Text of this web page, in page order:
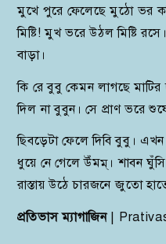
মুখে পুরে ফেলেছে মুঠো
মিষ্টি! মুখ ভরে উঠল মিষ্টি
বাড়া।
কি রে বুবু কেমন লাগছে
দিল না বুবুন। সে প্রাণ ভরে শুষে
ছিবড়েটা ফেলে দিবি বুবু।
ধুয়ে নে গেলে উঁমম্। শাবন
রাস্তায় উঠে চারজনে জুতো
প্রতিভাস ম্যাগাজিন|